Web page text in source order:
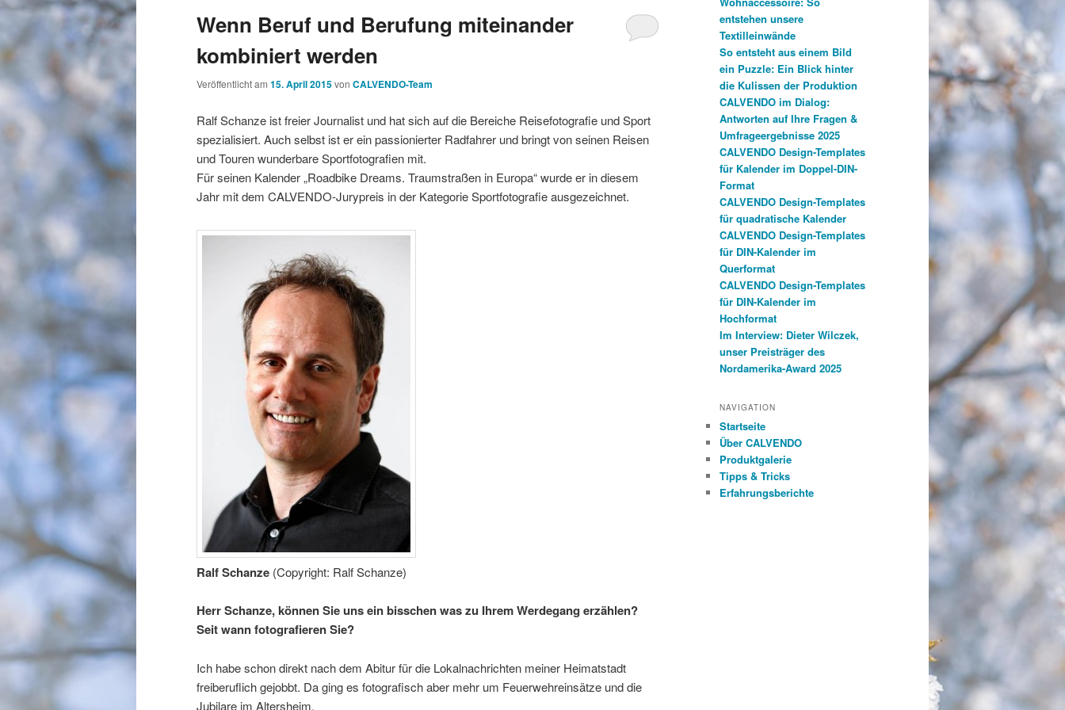
Wenn Beruf und Berufung miteinander
kombiniert werden
Veröffentlicht am 15. April 2015von CALVENDO-Team
Ralf Schanze ist freier Journalist und hat sich auf die Bereiche Reisefotografie und Sport
spezialisiert. Auch selbst ist er ein passionierter Radfahrer und bringt von seinen Reisen
und Touren wunderbare Sportfotografien mit.
Für seinen Kalender „Roadbike Dreams. Traumstraßen in Europa“ wurde er in diesem
Jahr mit dem CALVENDO-Jurypreis in der Kategorie Sportfotografie ausgezeichnet.
Ralf Schanze (Copyright: Ralf Schanze)
Herr Schanze, können Sie uns ein bisschen was zu Ihrem Werdegang erzählen?
Seit wann fotografieren Sie?
Ich habe schon direkt nach dem Abitur für die Lokalnachrichten meiner Heimatstadt
freiberuflich gejobbt. Da ging es fotografisch aber mehr um Feuerwehreinsätze und die
Jubilare im Altersheim.
entstehen unsere
Textilleinwände
So entsteht aus einem Bild
ein Puzzle: Ein Blick hinter
die Kulissen der Produktion
CALVENDO im Dialog:
Antworten auf Ihre Fragen &
Umfrageergebnisse 2025
CALVENDO Design-Templates
für Kalender im Doppel-DIN-
Format
CALVENDO Design-Templates
für quadratische Kalender
CALVENDO Design-Templates
für DIN-Kalender im
Querformat
CALVENDO Design-Templates
für DIN-Kalender im
Hochformat
Im Interview: Dieter Wilczek,
unser Preisträger des
Nordamerika-Award 2025
NAVIGATION
Startseite
Über CALVENDO
Produktgalerie
Tipps & Tricks
Erfahrungsberichte